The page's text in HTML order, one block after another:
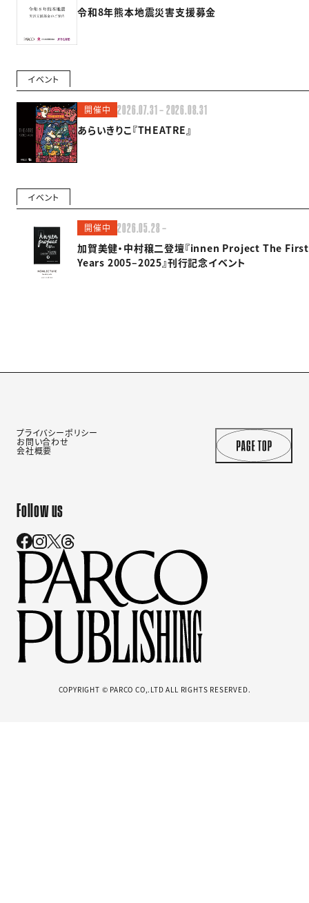
令和8年熊本地震災害支援募金
イベント
開催中 2026.07.31 — 2026.08.31
あらいきりこ『THEATRE』
イベント
開催中 2026.05.28 —
加賀美健・中村穣二登壇『innen Project The First
Years 2005–2025』刊行記念イベント
プライバシーポリシー
お問い合わせ
会社概要
Follow us
COPYRIGHT © PARCO CO,.LTD ALL RIGHTS RESERVED.